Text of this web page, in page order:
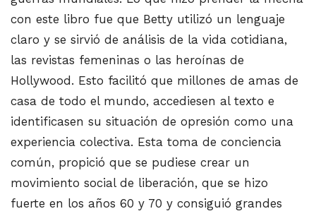
con este libro fue que Betty utilizó un lenguaje
claro y se sirvió de análisis de la vida cotidiana,
las revistas femeninas o las heroínas de
Hollywood. Esto facilitó que millones de amas de
casa de todo el mundo, accediesen al texto e
identificasen su situación de opresión como una
experiencia colectiva. Esta toma de conciencia
común, propició que se pudiese crear un
movimiento social de liberación, que se hizo
fuerte en los años 60 y 70 y consiguió grandes